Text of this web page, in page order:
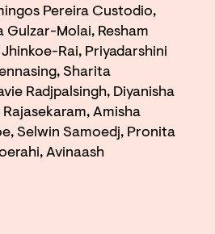
Pereira Custodio,
Gulzar-Molai, Resham
Rai, Priyadarshini
Sharita
Radjpalsingh, Diyanisha
Amisha
Selwin Samoedj, Pronita
Avinaash